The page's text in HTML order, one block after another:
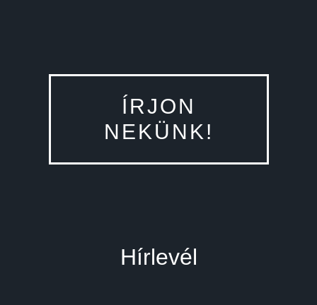
ÍRJON
NEKÜNK!
Hírlevél